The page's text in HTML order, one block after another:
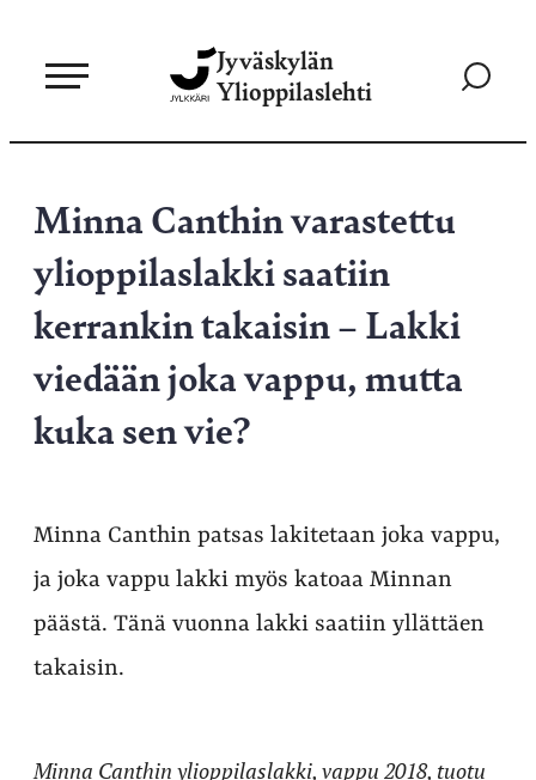
sisältöön
Jyväskylän
Ylioppilaslehti
Siirry
Minna Canthin varastettu
ylioppilaslakki saatiin
kerrankin takaisin – Lakki
viedään joka vappu, mutta
kuka sen vie?
Minna Canthin patsas lakitetaan joka vappu,
ja joka vappu lakki myös katoaa Minnan
päästä. Tänä vuonna lakki saatiin yllättäen
takaisin.
Minna Canthin ylioppilaslakki, vappu 2018, tuotu